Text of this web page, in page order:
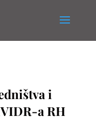
i
a RH